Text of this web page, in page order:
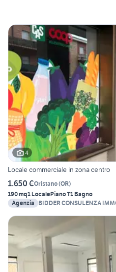
4
Locale commerciale in zona centro
1.650 €Oristano(OR)
190 mq1 LocalePiano T1 Bagno
Agenzia
BIDDER CONSULENZA